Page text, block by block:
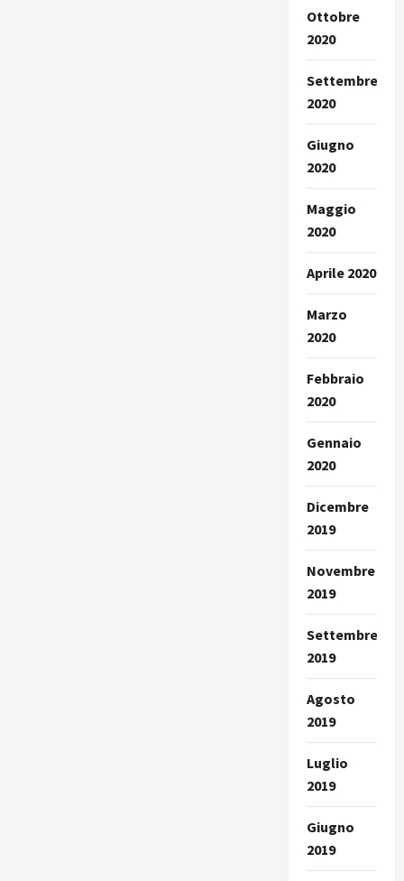
Ottobre
2020
Settembre
2020
Giugno
2020
Maggio
2020
Aprile 2020
Marzo
2020
Febbraio
2020
Gennaio
2020
Dicembre
2019
Novembre
2019
Settembre
2019
Agosto
2019
Luglio
2019
Giugno
2019